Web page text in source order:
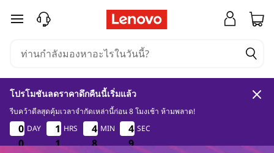
ซื้
หู
ฟั
ง
ข้ามไปที่เนื้อหาหลัก
โปรโมชันลดราคาดึกคืนนี้เริ่มแล้ว
รีบคว้าดีลสุดคุ้มเวลาจำกัดเหล่านี้ก่อน 8 โมงเช้า ห้ามพลาด!
0
0
0
0
0
0
0
0
DAY
1
1
1
1
1
1
1
1
HRS
4
8
4
8
4
8
4
8
MIN 4
8
4
7
4
8
4
7
SEC